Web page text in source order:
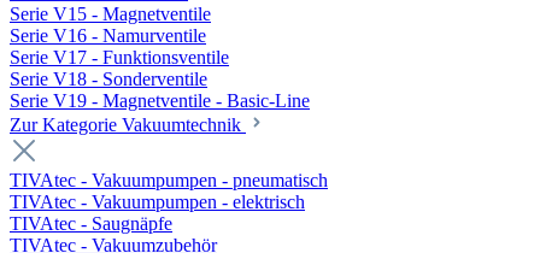
Serie V15 - Magnetventile
Serie V16 - Namurventile
Serie V17 - Funktionsventile
Serie V18 - Sonderventile
Serie V19 - Magnetventile - Basic-Line
Zur Kategorie Vakuumtechnik
TIVAtec - Vakuumpumpen - pneumatisch
TIVAtec - Vakuumpumpen - elektrisch
TIVAtec - Saugnäpfe
TIVAtec - Vakuumzubehör